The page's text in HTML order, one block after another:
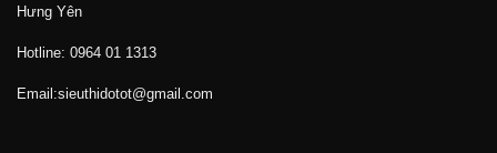
Hưng Yên
Hotline: 0964 01 1313
Email:sieuthidotot@gmail.com